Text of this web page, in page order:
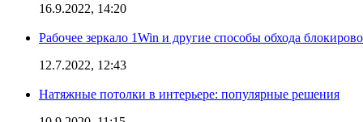
16.9.2022, 14:20
Рабочее зеркало 1Win и другие способы обхода
12.7.2022, 12:43
Натяжные потолки в интерьере: популярные решения